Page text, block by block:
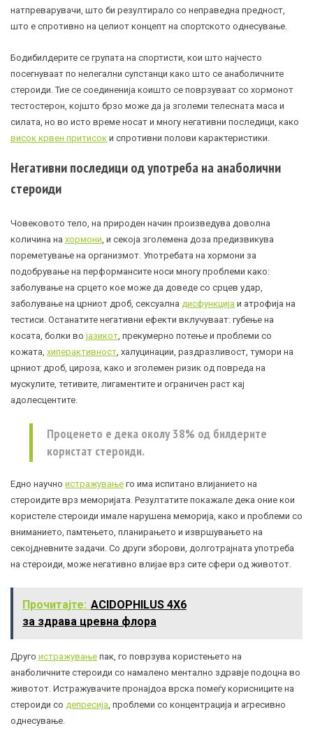
натпреварувачи, што би резултирало со неправедна предност,
што е спротивно на целиот концепт на спортското однесување.
Бодибилдерите се групата на спортисти, кои што најчесто
посегнуваат по нелегални супстанци како што се анаболичните
стероиди. Тие се соединенија коишто се поврзуваат со хормонот
тестостерон, којшто брзо може да ја зголеми телесната маса и
силата, но во исто време носат и многу негативни последици, како
висок крвен притисок и спротивни полови карактеристики.
Негативни последици од употреба на анаболични
стероиди
Човековото тело, на природен начин произведува доволна
количина на хормони , и секоја зголемена доза предизвикува
пореметување на организмот. Употребата на хормони за
подобрување на перформансите носи многу проблеми како:
заболување на срцето кое може да доведе со срцев удар,
заболување на црниот дроб, сексуална дисфункција и атрофија на
тестиси. Останатите негативни ефекти вклучуваат: губење на
косата, болки во јазикот , прекумерно потење и проблеми со
кожата, хиперактивност , халуцинации, раздразливост, тумори на
црниот дроб, цироза , како и зголемен ризик од повреда на
мускулите, тетивите, лигаментите и ограничен раст кај
адолесцентите.
Проценето е дека околу 38% од билдерите
користат стероиди.
Едно научно истражување го има испитано влијанието на
стероидите врз меморијата. Резултатите покажале дека оние кои
користеле стероиди имале нарушена меморија, како и проблеми со
вниманието, памтењето, планирањето и извршувањето на
секојдневните задачи. Со други зборови, долготрајната употреба
на стероиди, може негативно влијае врз сите сфери од животот.
Прочитајте: ACIDOPHILUS 4X6
за здрава цревна флора
Друго истражување пак, го поврзува користењето на
анаболичните стероиди со намалено ментално здравје подоцна во
животот. Истражувачите пронајдоа врска помеѓу корисниците на
стероиди со депресија , проблеми со концентрација и агресивно
однесување.